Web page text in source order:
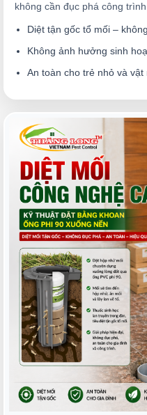
không cần đục phá công
Diệt tận gốc tổ mối –
Không ảnh hưởng sinh
An toàn cho trẻ nhỏ và vật